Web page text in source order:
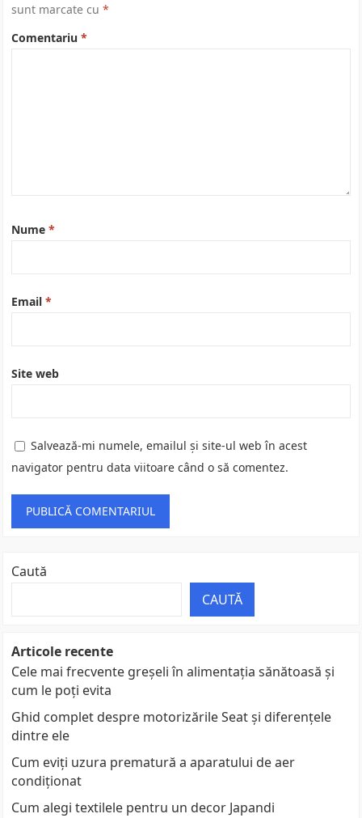
sunt marcate cu*
Comentariu*
Nume*
Email*
Site web
Salvează-mi numele, emailul și site-ul web în acest
navigator pentru data viitoare când o să comentez.
Caută
CAUTĂ
Articole recente
Cele mai frecvente greșeli în alimentația sănătoasă și
cum le poți evita
Ghid complet despre motorizările Seat și diferențele
dintre ele
Cum eviți uzura prematură a aparatului de aer
condiționat
Cum alegi textilele pentru un decor Japandi